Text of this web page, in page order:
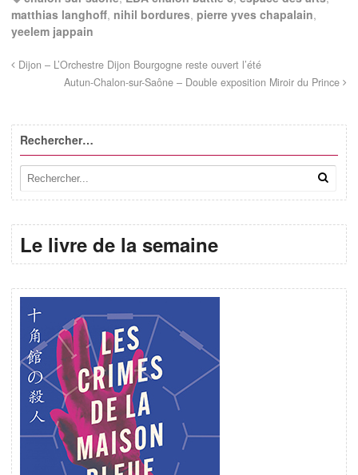
matthias langhoff, nihil bordures, pierre yves chapalain,
yeelem jappain
Dijon – L’Orchestre Dijon Bourgogne reste ouvert l’été
Autun-Chalon-sur-Saône – Double exposition Miroir du Prince
Rechercher…
Le livre de la semaine